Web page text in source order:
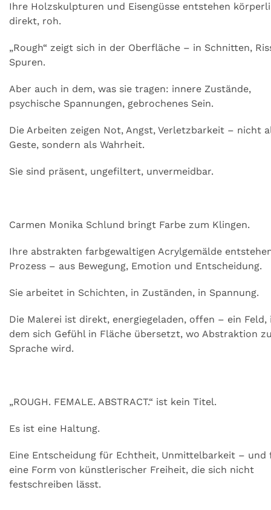
Ihre Holzskulpturen und Eisengüsse entstehen
direkt, roh.
„Rough“ zeigt sich in der Oberfläche – in Schnitten,
Spuren.
Aber auch in dem, was sie tragen: innere Zustände,
psychische Spannungen, gebrochenes Sein.
Die Arbeiten zeigen Not, Angst, Verletzbarkeit – nicht
Geste, sondern als Wahrheit.
Sie sind präsent, ungefiltert, unvermeidbar.
Carmen Monika Schlund bringt Farbe zum Klingen.
Ihre abstrakten farbgewaltigen Acrylgemälde
Prozess – aus Bewegung, Emotion und Entscheidung.
Sie arbeitet in Schichten, in Zuständen, in Spannung.
Die Malerei ist direkt, energiegeladen, offen – ein Feld,
dem sich Gefühl in Fläche übersetzt, wo Abstraktion
Sprache wird.
„ROUGH. FEMALE. ABSTRACT.“ ist kein Titel.
Es ist eine Haltung.
Eine Entscheidung für Echtheit, Unmittelbarkeit – und
eine Form von künstlerischer Freiheit, die sich nicht
festschreiben lässt.